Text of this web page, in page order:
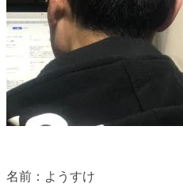
名前：ようすけ